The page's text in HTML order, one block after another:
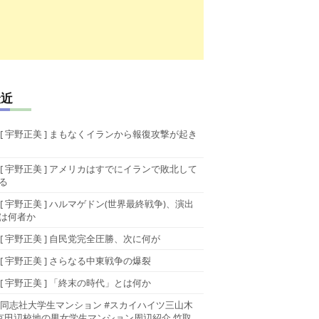
[ 宇野正美 ] まもなくイランから報復攻撃が起き
[ 宇野正美 ] アメリカはすでにイランで敗北して
[ 宇野正美 ] ハルマゲドン(世界最終戦争)、演出
何者か
[ 宇野正美 ] 自民党完全圧勝、次に何が
[ 宇野正美 ] さらなる中東戦争の爆裂
[ 宇野正美 ] 「終末の時代」とは何か
同志社大学生マンション #スカイハイツ三山木